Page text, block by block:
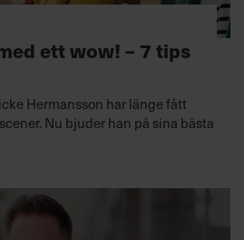
ett wow! – 7 tips
Hermansson har länge fått
Nu bjuder han på sina bästa